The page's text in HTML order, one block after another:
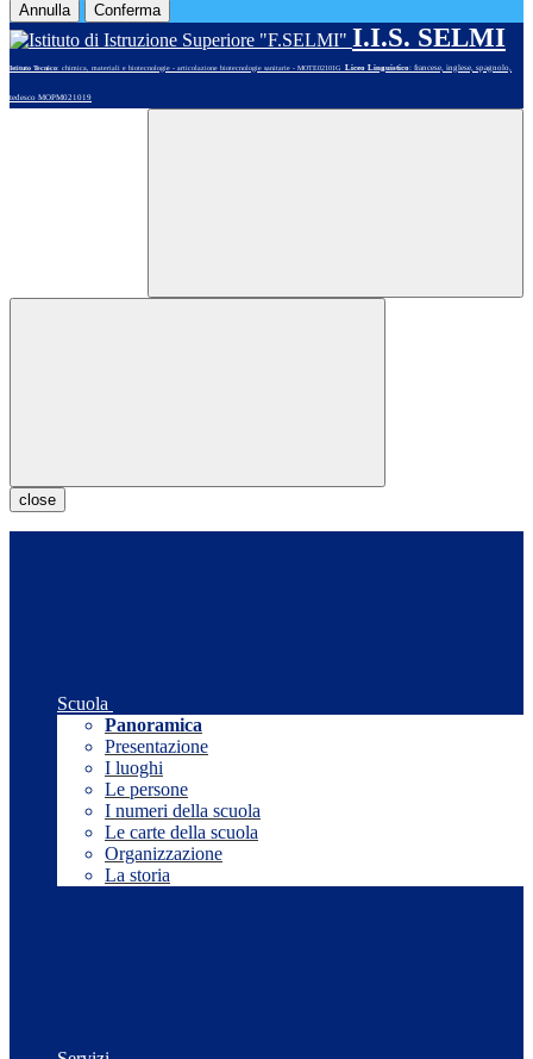
Annulla Conferma
I.I.S. SELMI
Istituto Tecnico: chimica, materiali e biotecnologie - articolazione biotecnologie sanitarie - MOTE02101G Liceo Linguistico: francese, inglese, spagnolo,
tedesco MOPM021019
close
Scuola
Panoramica
Presentazione
I luoghi
Le persone
I numeri della scuola
Le carte della scuola
Organizzazione
La storia